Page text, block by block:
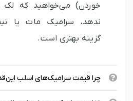
خوردن) می‌خواهید که لک
ندهد، سرامیک مات یا
گزینه بهتری است.
چرا قیمت سرامیک‌های اسلب